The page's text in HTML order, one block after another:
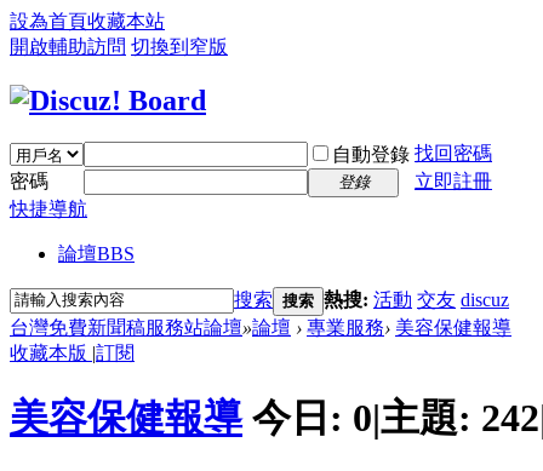
設為首頁收藏本站
開啟輔助訪問 切換到窄版
自動登錄 找回密碼
密碼
登錄
立即註冊
快捷導航
論壇BBS
搜索 搜索 熱搜: 活動 交友 discuz
台灣免費新聞稿服務站論壇»論壇 › 專業服務› 美容保健報導
收藏本版 |訂閱
美容保健報導 今日: 0|主題: 242